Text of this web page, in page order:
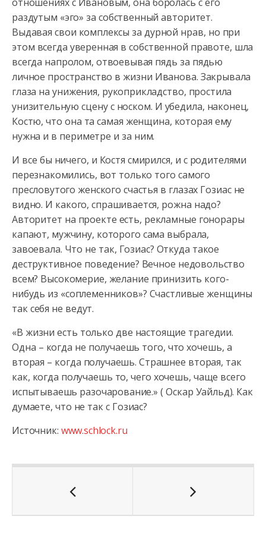
раздутым «эго» за собственный авторитет.
Выдавая свои комплексы за дурной нрав, но при
этом всегда уверенная в собственной правоте, шла
всегда напролом, отвоевывая пядь за пядью
личное пространство в жизни Иванова. Закрывала
глаза на унижения, рукоприкладство, простила
унизительную сцену с носком. И убедила, наконец,
Костю, что она та самая женщина, которая ему
нужна и в периметре и за ним.
И все бы ничего, и Костя смирился, и с родителями
перезнакомились, вот только того самого
пресловутого женского счастья в глазах Гозиас не
видно. И какого, спрашивается, рожна надо?
Авторитет на проекте есть, рекламные гонорары
капают, мужчину, которого сама выбрала,
завоевала. Что не так, Гозиас? Откуда такое
деструктивное поведение? Вечное недовольство
всем? Высокомерие, желание принизить кого-
нибудь из «соплеменников»? Счастливые женщины
так себя не ведут.
«В жизни есть только две настоящие трагедии.
Одна – когда не получаешь того, что хочешь, а
вторая – когда получаешь. Страшнее вторая, так
как, когда получаешь то, чего хочешь, чаще всего
испытываешь разочарование.» ( Оскар Уайльд). Как
думаете, что не так с Гозиас?
Источник: www.schlock.ru